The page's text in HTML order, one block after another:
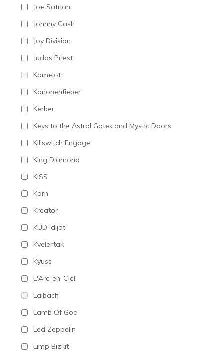
Joe Satriani
Johnny Cash
Joy Division
Judas Priest
Kamelot
Kanonenfieber
Kerber
Keys to the Astral Gates and Mystic Doors
Killswitch Engage
King Diamond
KISS
Korn
Kreator
KUD Idijoti
Kvelertak
Kyuss
L'Arc-en-Ciel
Laibach
Lamb Of God
Led Zeppelin
Limp Bizkit